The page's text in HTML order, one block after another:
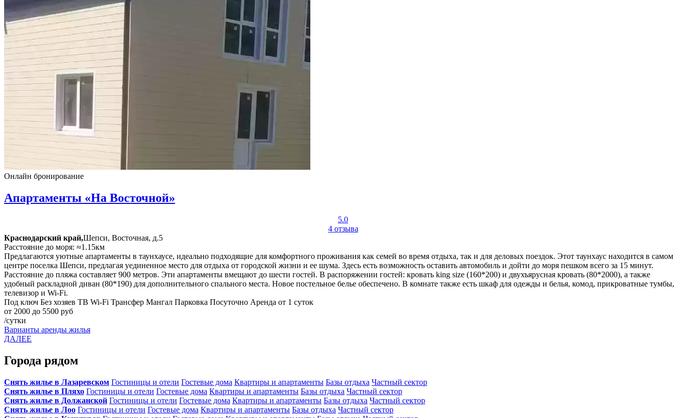
Онлайн бронирование
Апартаменты «На Восточной»
5.0
4 отзыва
Краснодарский край,Шепси, Восточная, д.5
Расстояние до моря: ≈1.15км
Предлагаются уютные апартаменты в таунхаусе, идеально подходящие для комфортного проживания как семей во время отдыха, так и для деловых поездок. Этот таунхаус находится в самом
центре поселка Шепси, предлагая уединенное место для отдыха от городской жизни и ее шума. Здесь есть возможность оставить автомобиль и дойти до моря пешком всего за 15 минут.
Расстояние до пляжа составляет 900 метров. Эти апартаменты вмещают до шести гостей. В распоряжении гостей: кровать king size (160*200) и двухъярусная кровать (80*2000), а также
удобный раскладной диван (80*190) для дополнительного спального места. Новое постельное белье обеспечено. В комнате также есть шкаф для одежды и белья, комод, прикроватные тумбы,
телевизор и Wi-Fi.
Под ключ Без хозяев ТВ Wi-Fi Трансфер Мангал Парковка Посуточно Аренда от 1 суток
от 2000 до 5500 руб
/сутки
Варианты аренды жилья
ДАЛЕЕ
Города рядом
Снять жилье в Лазаревском Гостиницы и отели Гостевые дома Квартиры и апартаменты Базы отдыха Частный сектор
Снять жилье в Пляхо Гостиницы и отели Гостевые дома Квартиры и апартаменты Базы отдыха Частный сектор
Снять жилье в Должанской Гостиницы и отели Гостевые дома Квартиры и апартаменты Базы отдыха Частный сектор
Снять жилье в Лоо Гостиницы и отели Гостевые дома Квартиры и апартаменты Базы отдыха Частный сектор